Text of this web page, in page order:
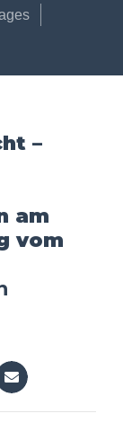
–
am
vom